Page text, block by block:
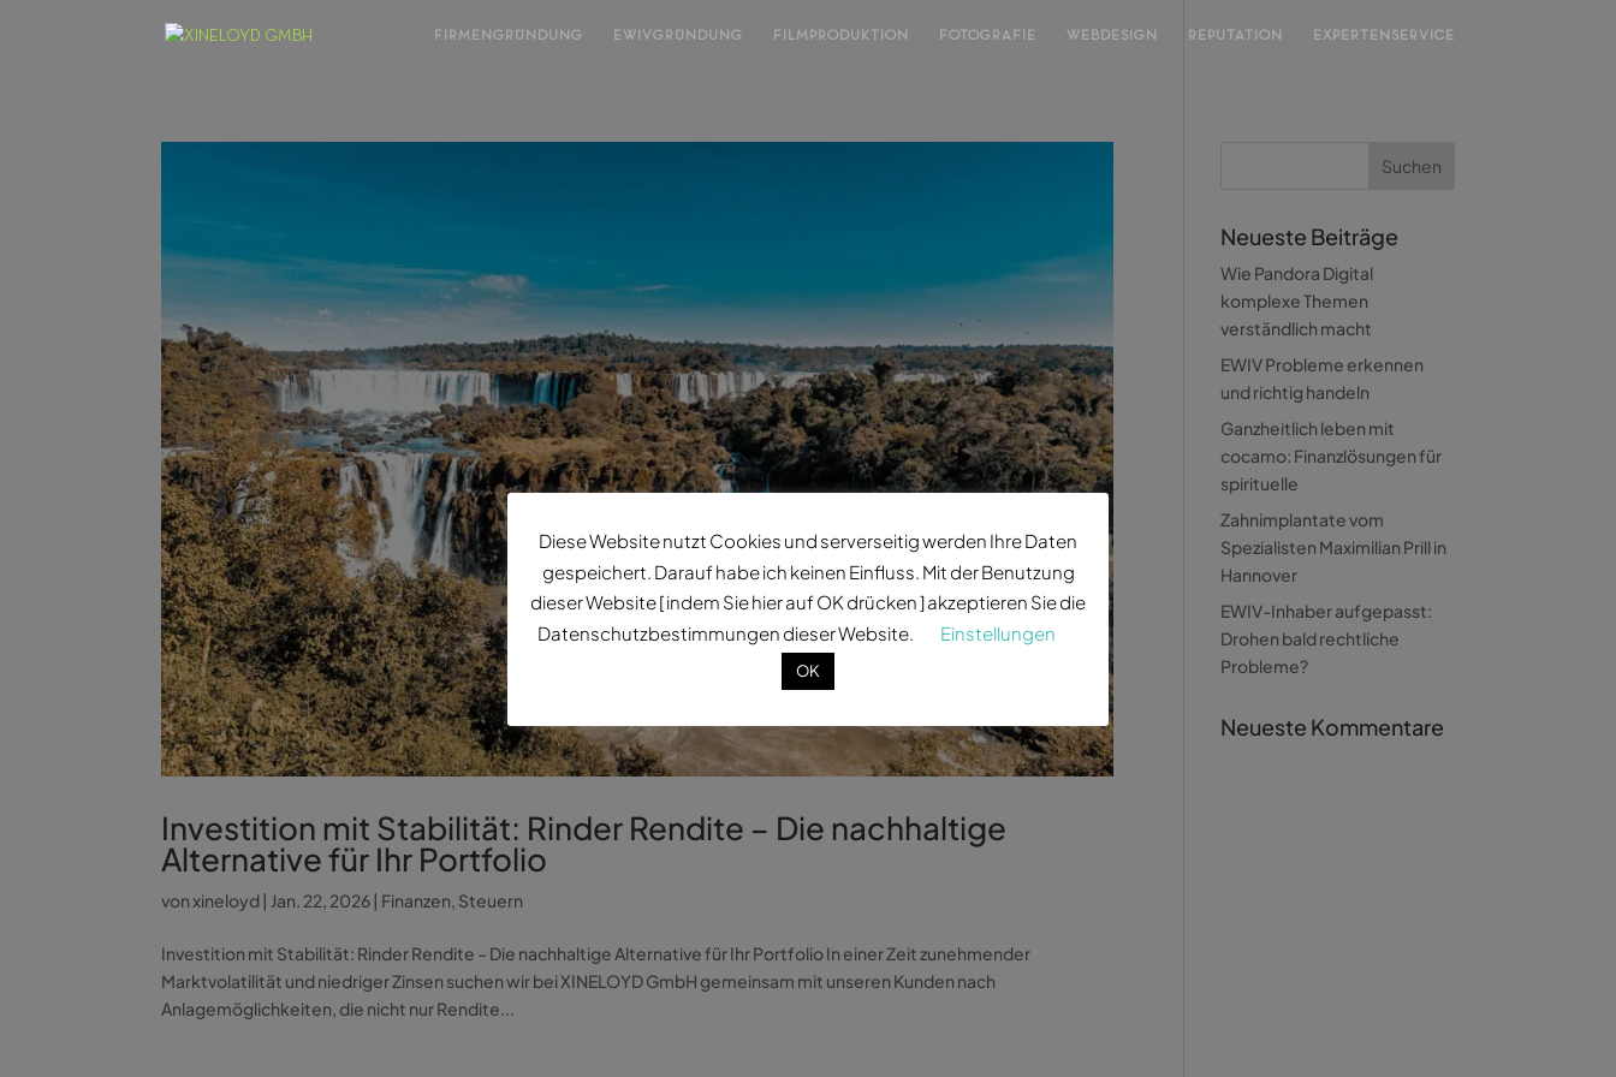
FIRMENGRÜNDUNG EWIVGRÜNDUNG FILMPRODUKTION FOTOGRAFIE WEBDESIGN REPUTATION EXPERTENSERVICE
Investition mit Stabilität: Rinder Rendite – Die nachhaltige
Alternative für Ihr Portfolio
vonxineloyd| Jan. 22, 2026| Finanzen, Steuern
Investition mit Stabilität: Rinder Rendite – Die nachhaltige Alternative für Ihr Portfolio In einer Zeit zunehmender
Marktvolatilität und niedriger Zinsen suchen wir bei XINELOYD GmbH gemeinsam mit unseren Kunden nach
Anlagemöglichkeiten, die nicht nur Rendite...
Neueste Beiträge
Wie Pandora Digital
komplexe Themen
verständlich macht
EWIV Probleme erkennen
und richtig handeln
Ganzheitlich leben mit
cocamo: Finanzlösungen für
spirituelle
Zahnimplantate vom
Spezialisten Maximilian Prill in
Hannover
EWIV-Inhaber aufgepasst:
Drohen bald rechtliche
Probleme?
Neueste Kommentare
Diese Website nutzt Cookies und serverseitig werden Ihre Daten
gespeichert. Darauf habe ich keinen Einfluss. Mit der Benutzung
dieser Website [ indem Sie hier auf OK drücken ] akzeptieren Sie die
Datenschutzbestimmungen dieser Website.
Einstellungen
OK